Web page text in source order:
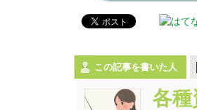
この記事を書いた人
各種